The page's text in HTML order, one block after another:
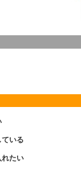
いる
れたい